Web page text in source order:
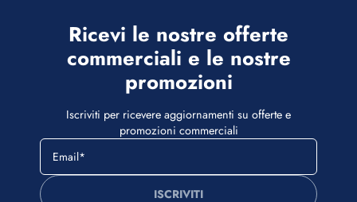
La nostra è una storia di casa. Curiamo ogni fase
della produzione, dalla selezione dei chicchi fino a
una tostatura unica, studiata per esaltare il sapore
inconfondibile del vero espresso napoletano.
Scopri la gamma e le tue miscele preferite
Che tu sia legato alla tradizione della moka o
preferisca la praticità delle cialde o capsule , la
nostra gamma è pensata per accogliere i gusti di tutta
Ricevi le nostre offerte
commerciali e le nostre
promozioni
Iscriviti per ricevere aggiornamenti su offerte e
promozioni commerciali
ISCRIVITI